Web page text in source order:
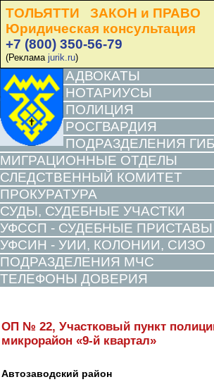
ТОЛЬЯТТИ ЗАКОН и ПРАВО
Юридическая консультация
+7 (800) 350-56-79
(Реклама jurik.ru)
АДВОКАТЫ
НОТАРИУСЫ
ПОЛИЦИЯ
РОСГВАРДИЯ
ПОДРАЗДЕЛЕНИЯ
МИГРАЦИОННЫЕ ОТДЕЛЫ
СЛЕДСТВЕННЫЙ КОМИТЕТ
ПРОКУРАТУРА
СУДЫ, СУДЕБНЫЕ УЧАСТКИ
УФССП - СУДЕБНЫЕ ПРИСТАВЫ
УФСИН - УИИ, КОЛОНИИ, СИЗО
ПОДРАЗДЕЛЕНИЯ МЧС
ТЕЛЕФОНЫ ДОВЕРИЯ
ОП № 22, Участковый пункт
микрорайон «9-й квартал»
Автозаводский район